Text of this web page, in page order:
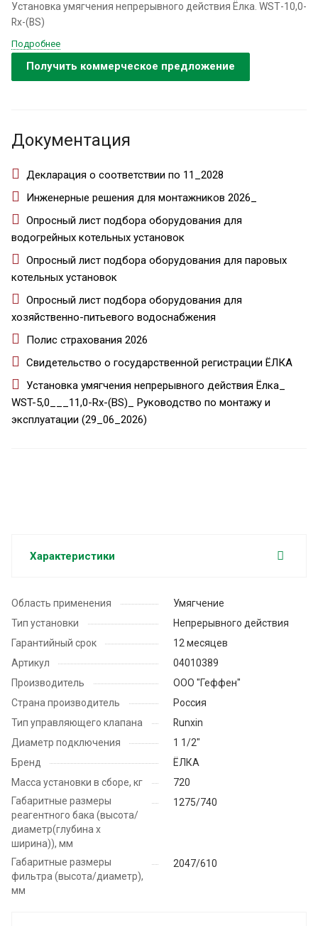
Установка умягчения непрерывного действия Ёлка. WSТ-10,0-
Rx-(BS)
Подробнее
Получить коммерческое предложение
Документация
Декларация о соответствии по 11_2028
Инженерные решения для монтажников 2026_
Опросный лист подбора оборудования для
водогрейных котельных установок
Опросный лист подбора оборудования для паровых
котельных установок
Опросный лист подбора оборудования для
хозяйственно-питьевого водоснабжения
Полис страхования 2026
Свидетельство о государственной регистрации ЁЛКА
Установка умягчения непрерывного действия Ёлка_
WST-5,0___11,0-Rx-(BS)_ Руководство по монтажу и
эксплуатации (29_06_2026)
Характеристики
Область применения
Умягчение
Тип установки
Непрерывного действия
Гарантийный срок
12 месяцев
Артикул
04010389
Производитель
ООО "Геффен"
Страна производитель
Россия
Тип управляющего клапана
Runxin
Диаметр подключения
1 1/2"
Бренд
ЁЛКА
Масса установки в сборе, кг
720
Габаритные размеры
реагентного бака (высота/
диаметр(глубина х
ширина)), мм
1275/740
Габаритные размеры
фильтра (высота/диаметр),
мм
2047/610